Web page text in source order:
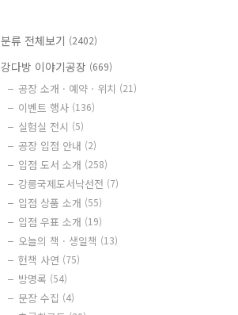
분류 전체보기 (2402)
강다방 이야기공장 (669)
공장 소개 · 예약 · 위치 (21)
이벤트 행사 (136)
실험실 전시 (5)
공장 입점 안내 (2)
입점 도서 소개 (258)
강릉국제도서낙선전 (7)
입점 상품 소개 (55)
입점 우표 소개 (19)
오늘의 책 · 생일책 (13)
헌책 사연 (75)
방명록 (54)
문장 수집 (4)